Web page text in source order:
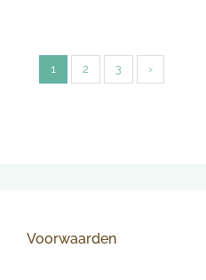
1 2 3 ›
Voorwaarden